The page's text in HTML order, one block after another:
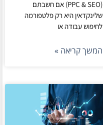
(PPC & SEO) אם חשבתם
שלינקדאין היא רק פלטפורמה
לחיפוש עבודה או
המשך קריאה »